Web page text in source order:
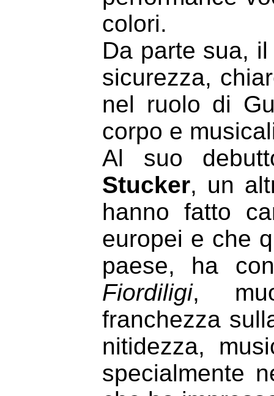
colori.
Da parte sua,
sicurezza,
nel ruolo di
corpo e
Al suo
Stucker, un
hanno fatto
europei e che
paese, ha
Fiordiligi,
franchezza
nitidezza,
specialmente